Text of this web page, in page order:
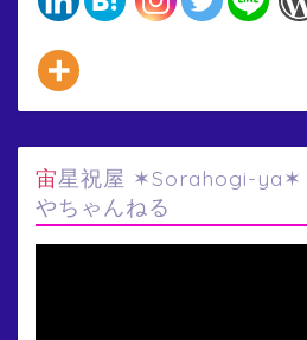
宙星祝屋 ✶Sorahogi-ya✶ Channel そらほぎ
やちゃんねる